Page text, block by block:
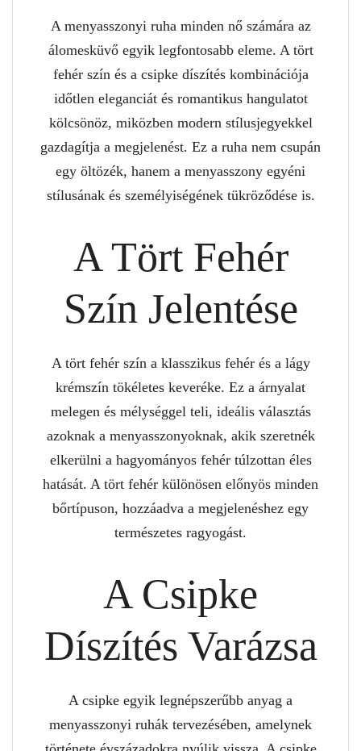
A menyasszonyi ruha minden nő számára az
álomesküvő egyik legfontosabb eleme. A tört
fehér szín és a csipke díszítés kombinációja
időtlen eleganciát és romantikus hangulatot
kölcsönöz, miközben modern stílusjegyekkel
gazdagítja a megjelenést. Ez a ruha nem csupán
egy öltözék, hanem a menyasszony egyéni
stílusának és személyiségének tükröződése is.
A Tört Fehér
Szín Jelentése
A tört fehér szín a klasszikus fehér és a lágy
krémszín tökéletes keveréke. Ez a árnyalat
melegen és mélységgel teli, ideális választás
azoknak a menyasszonyoknak, akik szeretnék
elkerülni a hagyományos fehér túlzottan éles
hatását. A tört fehér különösen előnyös minden
bőrtípuson, hozzáadva a megjelenéshez egy
természetes ragyogást.
A Csipke
Díszítés Varázsa
A csipke egyik legnépszerűbb anyag a
menyasszonyi ruhák tervezésében, amelynek